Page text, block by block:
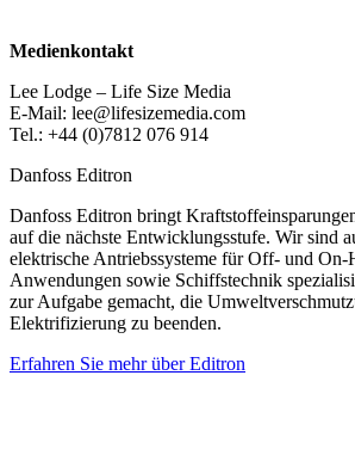
Medienkontakt
Lee Lodge – Life Size Media
E-Mail: lee@lifesizemedia.com
Tel.: +44 (0)7812 076 914
Danfoss Editron
Danfoss Editron bringt
auf die nächste Entwicklungsstufe. Wir sind
elektrische Antriebssysteme für Off- und
Anwendungen sowie Schiffstechnik
zur Aufgabe gemacht, die
Elektrifizierung zu beenden.
Erfahren Sie mehr über Editron